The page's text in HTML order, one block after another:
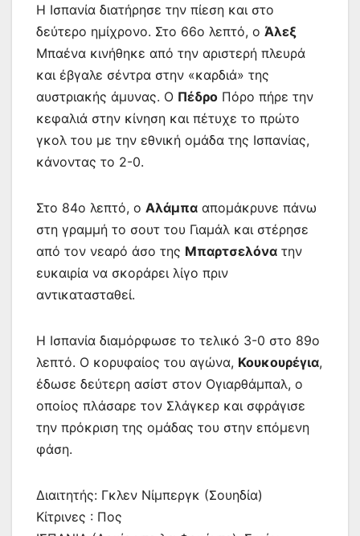
Η Ισπανία διατήρησε την πίεση και στο
δεύτερο ημίχρονο. Στο 66ο λεπτό, ο Άλεξ
Μπαένα κινήθηκε από την αριστερή πλευρά
και έβγαλε σέντρα στην «καρδιά» της
αυστριακής άμυνας. Ο Πέδρο Πόρο πήρε την
κεφαλιά στην κίνηση και πέτυχε το πρώτο
γκολ του με την εθνική ομάδα της Ισπανίας,
κάνοντας το 2-0.
Στο 84ο λεπτό, ο Αλάμπα απομάκρυνε πάνω
στη γραμμή το σουτ του Γιαμάλ και στέρησε
από τον νεαρό άσο της Μπαρτσελόνα την
ευκαιρία να σκοράρει λίγο πριν
αντικατασταθεί.
Η Ισπανία διαμόρφωσε το τελικό 3-0 στο 89ο
λεπτό. Ο κορυφαίος του αγώνα, Κουκουρέγια,
έδωσε δεύτερη ασίστ στον Ογιαρθάμπαλ, ο
οποίος πλάσαρε τον Σλάγκερ και σφράγισε
την πρόκριση της ομάδας του στην επόμενη
φάση.
Διαιτητής: Γκλεν Νίμπεργκ (Σουηδία)
Κίτρινες : Πος